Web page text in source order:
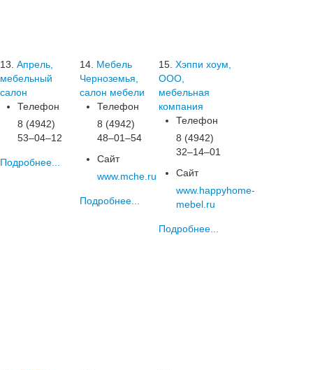
13. Апрель,
мебельный
салон
Телефон
8 (4942)
53‒04‒12
Подробнее...
14. Мебель
Черноземья,
салон мебели
Телефон
8 (4942)
48‒01‒54
Сайт
www.mche.ru
Подробнее...
15. Хэппи хоум,
ООО,
мебельная
компания
Телефон
8 (4942)
32‒14‒01
Сайт
www.happyhome-
mebel.ru
Подробнее...